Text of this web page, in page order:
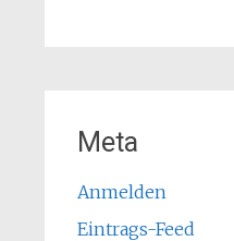
Meta
Anmelden
Eintrags-Feed